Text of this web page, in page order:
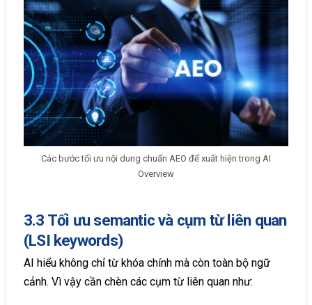
Các bước tối ưu nội dung chuẩn AEO để xuất hiện trong AI
Overview
3.3 Tối ưu semantic và cụm từ liên quan
(LSI keywords)
AI hiểu không chỉ từ khóa chính mà còn toàn bộ ngữ
cảnh. Vì vậy cần chèn các cụm từ liên quan như: